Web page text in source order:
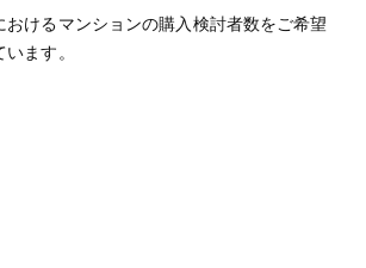
おけるマンションの購入検討者数をご希望
ます。